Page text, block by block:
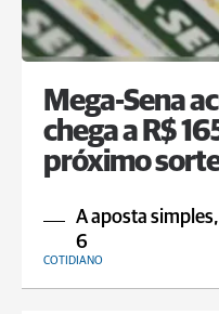
Mega-Sena
chega a R$
próximo
A aposta
6
COTIDIANO